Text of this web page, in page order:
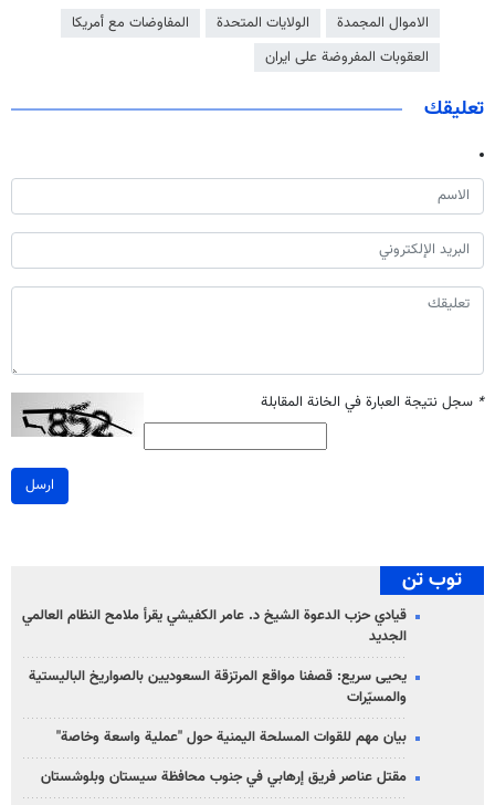
الاموال المجمدة الولايات المتحدة
المفاوضات مع أمريكا
العقوبات المفروضة على ايران
تعليقك
* سجل نتيجة العبارة في الخانة المقابلة
ارسل
توب تن
قيادي حزب الدعوة الشيخ د. عامر الكفيشي يقرأ ملامح النظام العالمي
الجديد
يحيى سريع: قصفنا مواقع المرتزقة السعوديين بالصواريخ الباليستية
والمسيّرات
بيان مهم للقوات المسلحة اليمنية حول "عملية واسعة وخاصة"
مقتل عناصر فريق إرهابي في جنوب محافظة سيستان وبلوشستان